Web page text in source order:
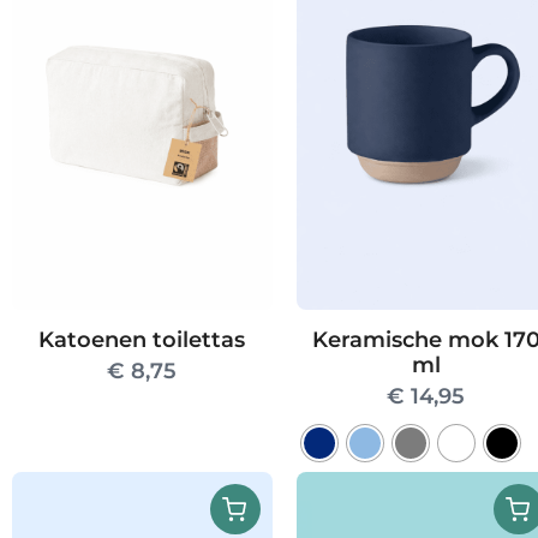
meerdere
variaties.
Deze
optie
kan
Katoenen toilettas
€ 8,75
Keramische mok
ml
€ 14,95
product